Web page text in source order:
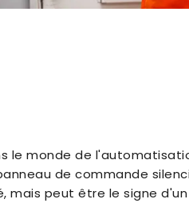
le monde de
de commande
mais peut être le signe